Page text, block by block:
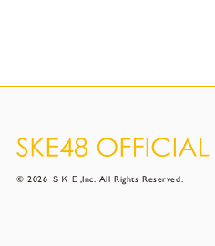
© 2026 ＳＫＥ,Inc. All Rights Reserved.